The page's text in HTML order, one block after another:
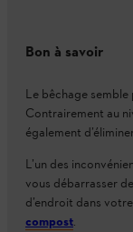
Bon à savoir
Le bêchage
Contrairement au
également
L’un des
vous débarrasser
d’endroit dans
compost.